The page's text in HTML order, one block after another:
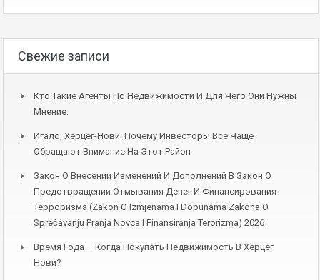
Свежие записи
Кто Такие Агенты По Недвижимости И Для Чего Они Нужны
Мнение:
Игало, Херцег-Нови: Почему Инвесторы Всё Чаще
Обращают Внимание На Этот Район
Закон О Внесении Изменений И Дополнений В Закон О
Предотвращении Отмывания Денег И Финансирования
Терроризма (Zakon O Izmjenama I Dopunama Zakona O
Sprečavanju Pranja Novca I Finansiranja Terorizma) 2026
Время Года – Когда Покупать Недвижимость В Херцег
Нови?